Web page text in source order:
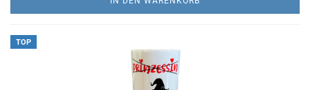
TOP